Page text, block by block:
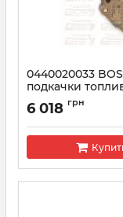
0440020033
подкачки
Артикул: 0440020033
6 018 грн